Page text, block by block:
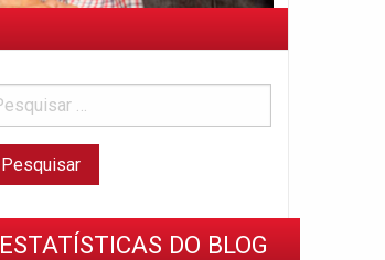
ESTATÍSTICAS DO BLOG